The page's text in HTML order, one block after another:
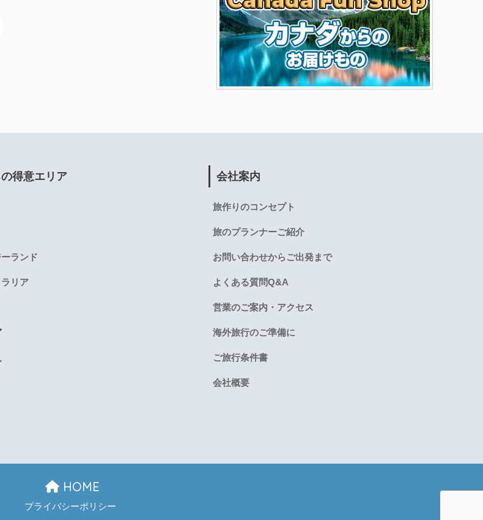
得意エリア
ランド
リア
会社案内
旅作りのコンセプト
旅のプランナーご紹介
お問い合わせからご出発まで
よくある質問Q&A
営業のご案内・アクセス
海外旅行のご準備に
ご旅行条件書
会社概要
HOME
プライバシーポリシー